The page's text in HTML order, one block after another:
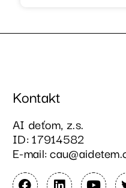
Kontakt
AI deťom, z.s.
ID: 17914582
E-mail: